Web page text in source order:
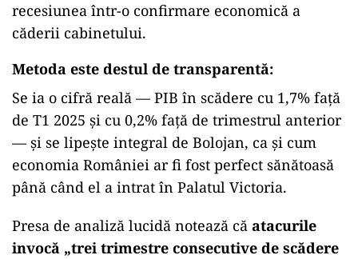
recesiunea într-o confirmare economică a
căderii cabinetului.
Metoda este destul de transparentă:
Se ia o cifră reală — PIB în scădere cu 1,7% față
de T1 2025 și cu 0,2% față de trimestrul anterior
— și se lipește integral de Bolojan, ca și cum
economia României ar fi fost perfect sănătoasă
până când el a intrat în Palatul Victoria.
Presa de analiză lucidă notează că atacurile
invocă „trei trimestre consecutive de scădere